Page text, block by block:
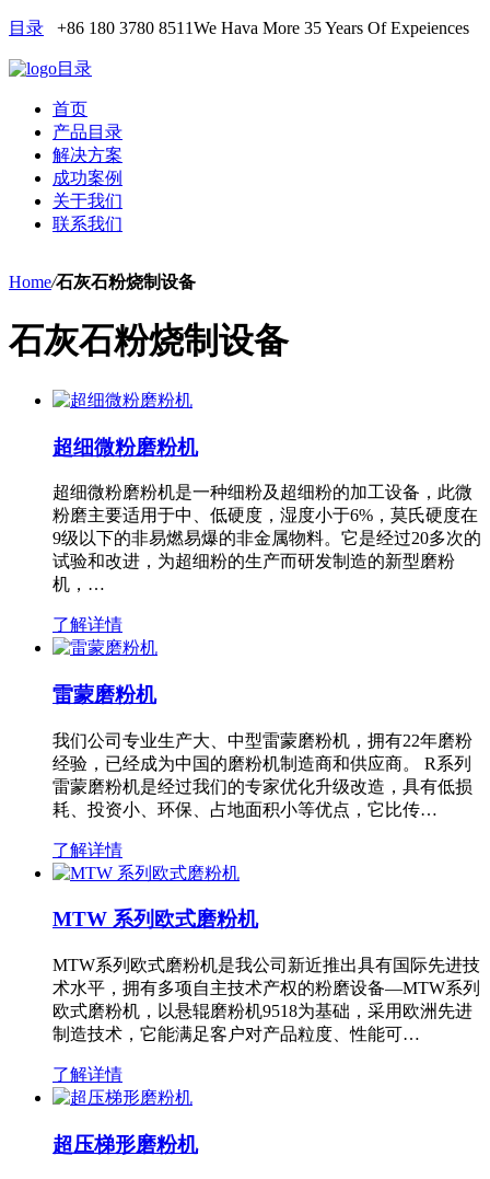
目录 +86 180 3780 8511We Hava More 35 Years Of Expeiences
目录
首页
产品目录
解决方案
成功案例
关于我们
联系我们
Home/石灰石粉烧制设备
石灰石粉烧制设备
超细微粉磨粉机
超细微粉磨粉机是一种细粉及超细粉的加工设备，此微
粉磨主要适用于中、低硬度，湿度小于6%，莫氏硬度在
9级以下的非易燃易爆的非金属物料。它是经过20多次的
试验和改进，为超细粉的生产而研发制造的新型磨粉
机，…
了解详情
雷蒙磨粉机
我们公司专业生产大、中型雷蒙磨粉机，拥有22年磨粉
经验，已经成为中国的磨粉机制造商和供应商。 R系列
雷蒙磨粉机是经过我们的专家优化升级改造，具有低损
耗、投资小、环保、占地面积小等优点，它比传…
了解详情
MTW 系列欧式磨粉机
MTW系列欧式磨粉机是我公司新近推出具有国际先进技
术水平，拥有多项自主技术产权的粉磨设备—MTW系列
欧式磨粉机，以悬辊磨粉机9518为基础，采用欧洲先进
制造技术，它能满足客户对产品粒度、性能可…
了解详情
超压梯形磨粉机